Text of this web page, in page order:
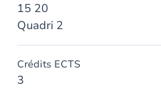
15 20
Quadri 2
Crédits ECTS
3